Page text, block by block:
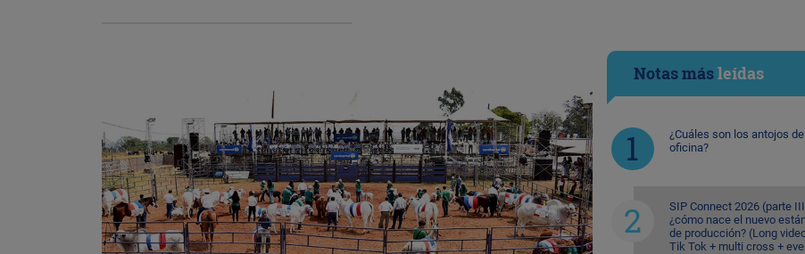
Notas másleídas
¿Cuáles son los antojos
oficina?
SIP Connect 2026 (parte
¿cómo nace el nuevo
de producción? (Long
Tik Tok + multi cross +